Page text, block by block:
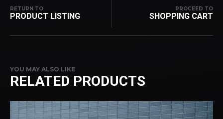
RETURN TO
PRODUCT LISTING
PROCEED TO
SHOPPING CART
YOU MAY ALSO LIKE
RELATED PRODUCTS